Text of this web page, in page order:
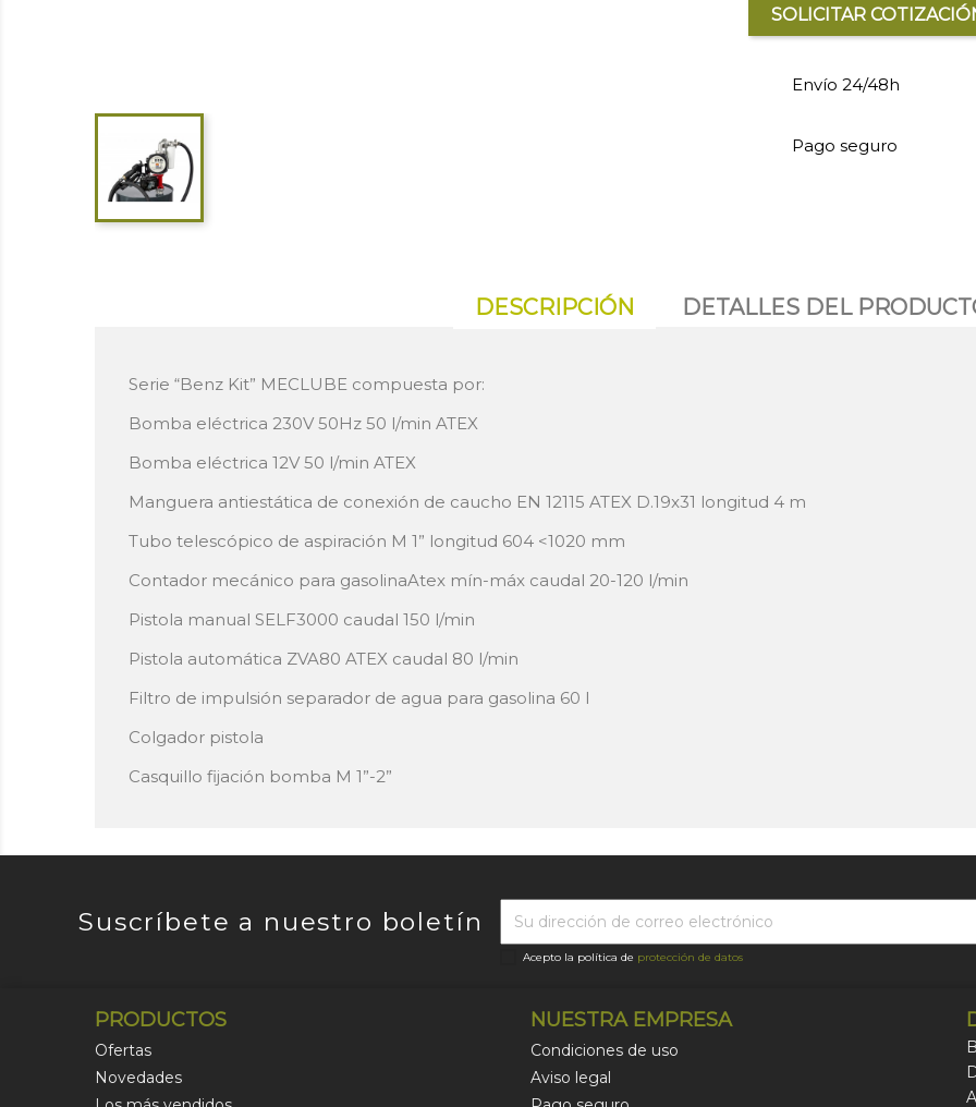
SOLICITAR
Envío 24/48h
Pago seguro
DESCRIPCIÓN DETALLES DEL
Serie “Benz Kit” MECLUBE compuesta por:
Bomba eléctrica 230V 50Hz 50 l/min ATEX
Bomba eléctrica 12V 50 l/min ATEX
Manguera antiestática de conexión de caucho EN 12115 ATEX D.19x31 longitud 4 m
Tubo telescópico de aspiración M 1” longitud 604 <1020 mm
Contador mecánico para gasolinaAtex mín-máx caudal 20-120 l/min
Pistola manual SELF3000 caudal 150 l/min
Pistola automática ZVA80 ATEX caudal 80 l/min
Filtro de impulsión separador de agua para gasolina 60 l
Colgador pistola
Casquillo fijación bomba M 1”-2”
Suscríbete a nuestro boletín
Acepto la política de protección de datos
PRODUCTOS
Ofertas
Novedades
NUESTRA EMPRESA
Condiciones de uso
Aviso legal